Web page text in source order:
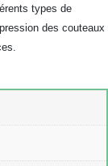
types de
des couteaux